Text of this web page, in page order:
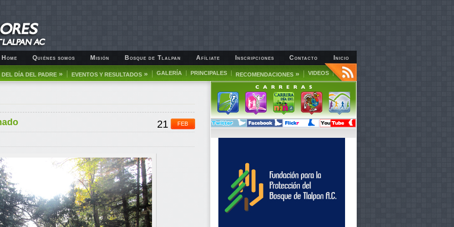
Home Quiénes somos Misión Bosque de Tlalpan Afíliate Inscripciones Contacto Inicio
DÍA DEL PADRE » EVENTOS Y RESULTADOS » GALERÍA PRINCIPALES RECOMENDACIONES » VIDEOS
FEB
21